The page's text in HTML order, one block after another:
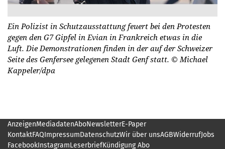
Ein Polizist in Schutzausstattung feuert bei den Protesten
gegen den G7 Gipfel in Evian in Frankreich etwas in die
Luft. Die Demonstrationen finden in der auf der Schweizer
Seite des Genfersee gelegenen Stadt Genf statt. © Michael
Kappeler/dpa
AnzeigenMediadatenAboNewsletterE-Paper
KontaktFAQImpressumDatenschutzWir über unsAGBWiderrufJobs
FacebookInstagramLeserbriefKündigung Abo